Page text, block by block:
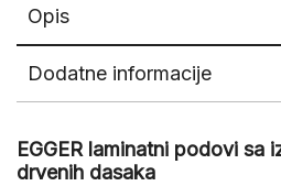
Opis
Dodatne informacije
EGGER laminatni podovi sa
drvenih dasaka